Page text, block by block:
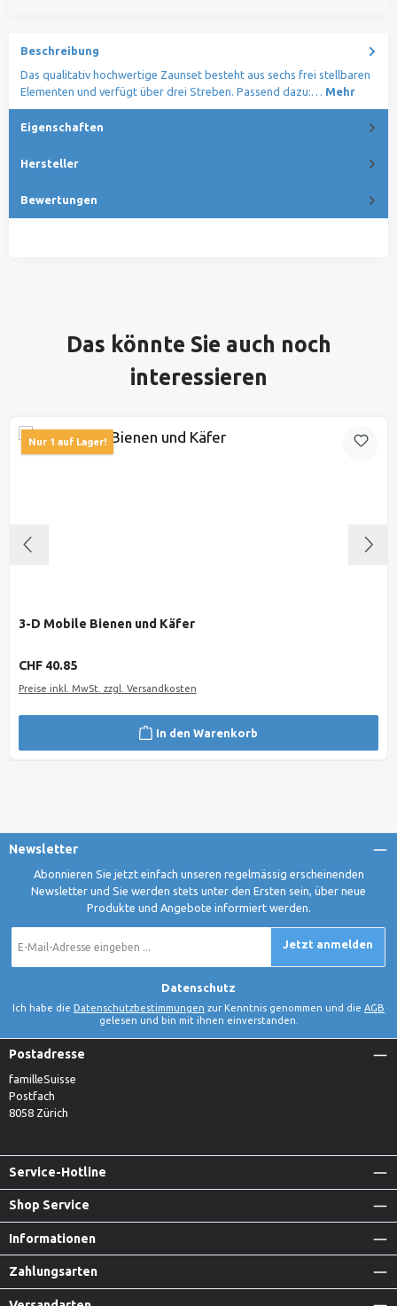
Beschreibung
Das qualitativ hochwertige Zaunset besteht aus sechs frei stellbaren
Elementen und verfügt über drei Streben. Passend dazu:… Mehr
Eigenschaften
Hersteller
Bewertungen
Produktgalerie überspringen
Das könnte Sie auch noch
interessieren
Nur 1 auf Lager!
3-D Mobile Bienen und Käfer
Regulärer Preis:
CHF 40.85
Preise inkl. MwSt. zzgl. Versandkosten
In den Warenkorb
Newsletter
Abonnieren Sie jetzt einfach unseren regelmässig erscheinenden
Newsletter und Sie werden stets unter den Ersten sein, über neue
Produkte und Angebote informiert werden.
Mail-
Jetzt anmelden
Datenschutz
Ich habe die Datenschutzbestimmungen zur Kenntnis genommen und die AGB
gelesen und bin mit ihnen einverstanden.
Postadresse
familleSuisse
Postfach
8058 Zürich
Service-Hotline
Shop Service
Informationen
Zahlungsarten